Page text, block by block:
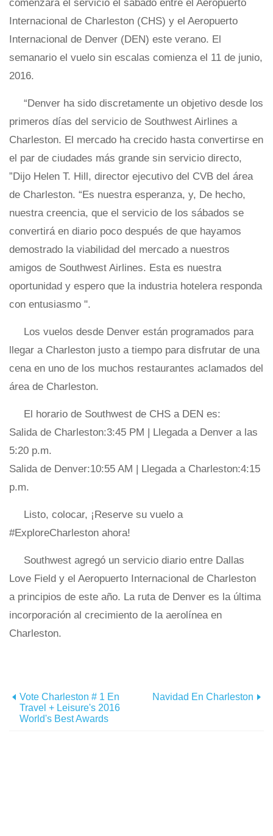
comenzará el servicio el sábado entre el Aeropuerto
Internacional de Charleston (CHS) y el Aeropuerto
Internacional de Denver (DEN) este verano. El
semanario el vuelo sin escalas comienza el 11 de junio,
2016.
“Denver ha sido discretamente un objetivo desde los
primeros días del servicio de Southwest Airlines a
Charleston. El mercado ha crecido hasta convertirse en
el par de ciudades más grande sin servicio directo,
”Dijo Helen T. Hill, director ejecutivo del CVB del área
de Charleston. “Es nuestra esperanza, y, De hecho,
nuestra creencia, que el servicio de los sábados se
convertirá en diario poco después de que hayamos
demostrado la viabilidad del mercado a nuestros
amigos de Southwest Airlines. Esta es nuestra
oportunidad y espero que la industria hotelera responda
con entusiasmo ".
Los vuelos desde Denver están programados para
llegar a Charleston justo a tiempo para disfrutar de una
cena en uno de los muchos restaurantes aclamados del
área de Charleston.
El horario de Southwest de CHS a DEN es:
Salida de Charleston:3:45 PM | Llegada a Denver a las
5:20 p.m.
Salida de Denver:10:55 AM | Llegada a Charleston:4:15
p.m.
Listo, colocar, ¡Reserve su vuelo a
#ExploreCharleston ahora!
Southwest agregó un servicio diario entre Dallas
Love Field y el Aeropuerto Internacional de Charleston
a principios de este año. La ruta de Denver es la última
incorporación al crecimiento de la aerolínea en
Charleston.
Vote Charleston # 1 En
Travel + Leisure's 2016
World's Best Awards
Navidad En Charleston